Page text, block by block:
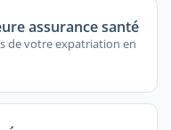
assurance santé
de votre expatriation en